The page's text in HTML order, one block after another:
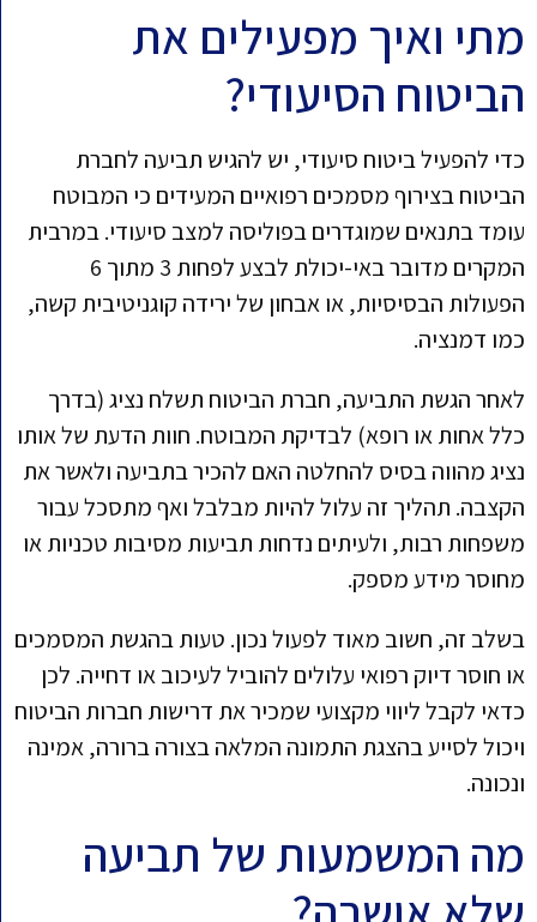
מתי ואיך מפעילים את
הביטוח הסיעודי?
כדי להפעיל ביטוח סיעודי, יש להגיש תביעה לחברת
הביטוח בצירוף מסמכים רפואיים המעידים כי המבוטח
עומד בתנאים שמוגדרים בפוליסה למצב סיעודי. במרבית
המקרים מדובר באי-יכולת לבצע לפחות 3 מתוך 6
הפעולות הבסיסיות, או אבחון של ירידה קוגניטיבית קשה,
כמו דמנציה.
לאחר הגשת התביעה, חברת הביטוח תשלח נציג (בדרך
כלל אחות או רופא) לבדיקת המבוטח. חוות הדעת של אותו
נציג מהווה בסיס להחלטה האם להכיר בתביעה ולאשר את
הקצבה. תהליך זה עלול להיות מבלבל ואף מתסכל עבור
משפחות רבות, ולעיתים נדחות תביעות מסיבות טכניות או
מחוסר מידע מספק.
בשלב זה, חשוב מאוד לפעול נכון. טעות בהגשת המסמכים
או חוסר דיוק רפואי עלולים להוביל לעיכוב או דחייה. לכן
כדאי לקבל ליווי מקצועי שמכיר את דרישות חברות הביטוח
ויכול לסייע בהצגת התמונה המלאה בצורה ברורה, אמינה
ונכונה.
מה המשמעות של תביעה